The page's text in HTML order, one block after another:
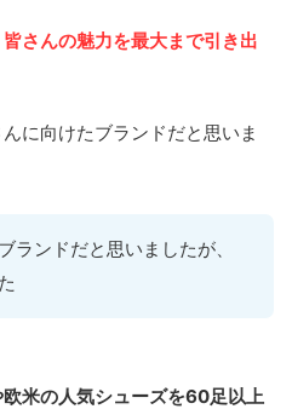
さんの魅力を最大まで引き出
に向けたブランドだと思いま
ランドだと思いましたが、
米の人気シューズを60足以上